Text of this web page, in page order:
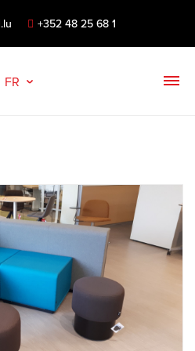
+352 48 25 68 1
FR